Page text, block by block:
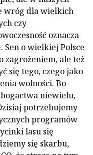
wróg dla wielkich
czy
oznacza
Sen o wielkiej Polsce
zagrożeniem, ale też
się tego, czego jako
wolności. Bo
niewielu,
potrzebujemy
programów
lasu się
się skarbu,